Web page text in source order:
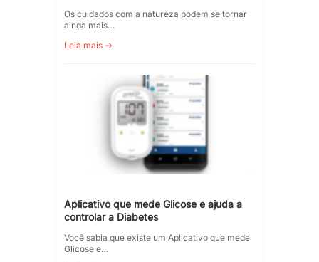
Os cuidados com a natureza podem se tornar
ainda mais…
Leia mais →
Aplicativo que mede Glicose e ajuda a
controlar a Diabetes
Você sabia que existe um Aplicativo que mede
Glicose e…